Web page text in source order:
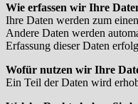
Wie erfassen wir Ihre
Ihre Daten werden zum
Andere Daten werden
Erfassung dieser Daten
Wofür nutzen wir Ihre
Ein Teil der Daten wird